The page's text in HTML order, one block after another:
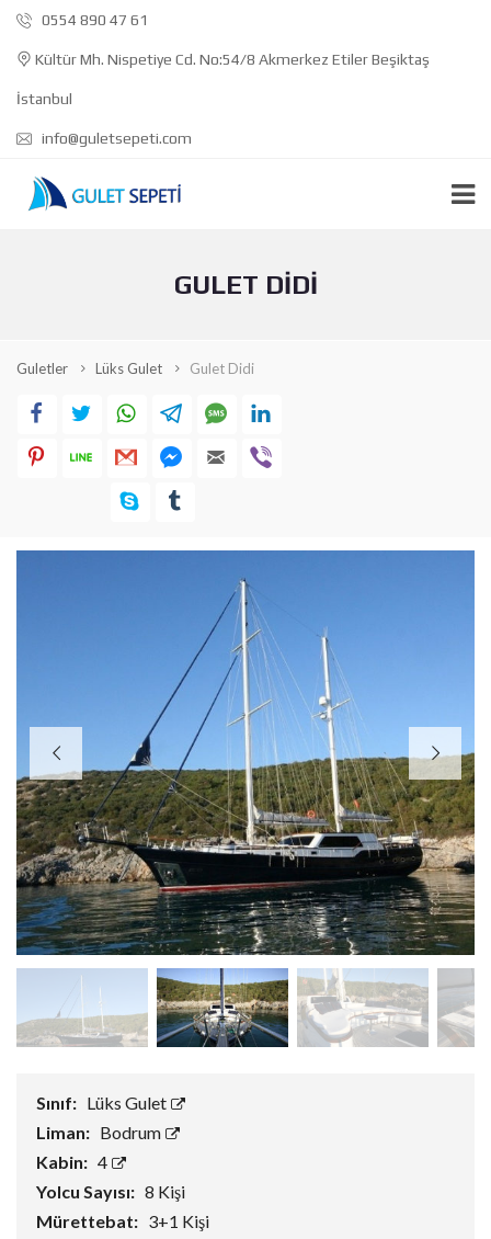
0554 890 47 61
Kültür Mh. Nispetiye Cd. No:54/8 Akmerkez Etiler Beşiktaş
İstanbul
info@guletsepeti.com
GULET DIDI
Guletler Lüks Gulet Gulet Didi
Sınıf: Lüks Gulet
Liman: Bodrum
Kabin: 4
Yolcu Sayısı: 8 Kişi
Mürettebat: 3+1 Kişi